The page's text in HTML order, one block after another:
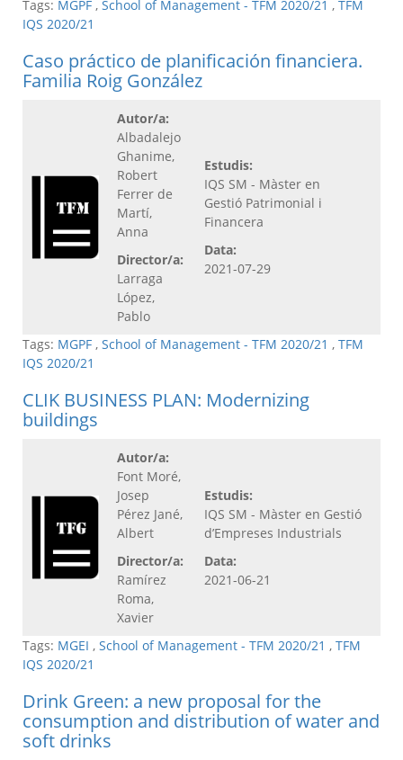
Tags: MGPF , School of Management - TFM 2020/21 , TFM
IQS 2020/21
Caso práctico de planificación financiera.
Familia Roig González
Autor/a:
Albadalejo
Ghanime,
Robert
Ferrer de
Martí,
Anna
Director/a:
Larraga
López,
Pablo
Estudis:
IQS SM - Màster en
Gestió Patrimonial i
Financera
Data:
2021-07-29
Tags: MGPF , School of Management - TFM 2020/21 , TFM
IQS 2020/21
CLIK BUSINESS PLAN: Modernizing
buildings
Autor/a:
Font Moré,
Josep
Pérez Jané,
Albert
Director/a:
Ramírez
Roma,
Xavier
Estudis:
IQS SM - Màster en Gestió
d’Empreses Industrials
Data:
2021-06-21
Tags: MGEI , School of Management - TFM 2020/21 , TFM
IQS 2020/21
Drink Green: a new proposal for the
consumption and distribution of water and
soft drinks